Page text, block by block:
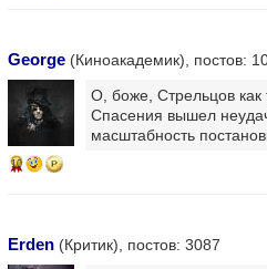
George (Киноакадемик), постов:
10
О, боже, Стрельцов
Спасения вышел
масштабность
Erden (Критик), постов: 3087